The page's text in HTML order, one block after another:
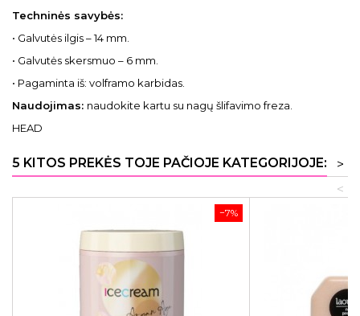
Techninės savybės:
• Galvutės ilgis – 14 mm.
• Galvutės skersmuo – 6 mm.
• Pagaminta iš: volframo karbidas.
Naudojimas: naudokite kartu su nagų šlifavimo freza.
HEAD
5 KITOS PREKĖS TOJE PAČIOJE KATEGORIJOJE:
>
<
−7%